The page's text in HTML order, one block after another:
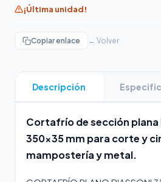
¡Última unidad!
Copiar enlace ← Volver
Descripción
Cortafrío de sección plana
350x35 mm para corte y
mampostería y metal.